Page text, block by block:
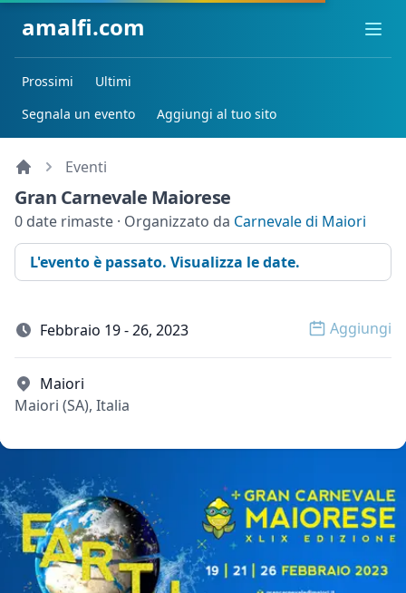
amalfi.com
Prossimi
Ultimi
Segnala un evento
Aggiungi al tuo sito
Eventi
Gran Carnevale Maiorese
0 date rimaste · Organizzato da Carnevale di Maiori
L'evento è passato. Visualizza le date.
Febbraio 19 - 26, 2023 Open
Aggiungi
Maiori
Maiori (SA), Italia